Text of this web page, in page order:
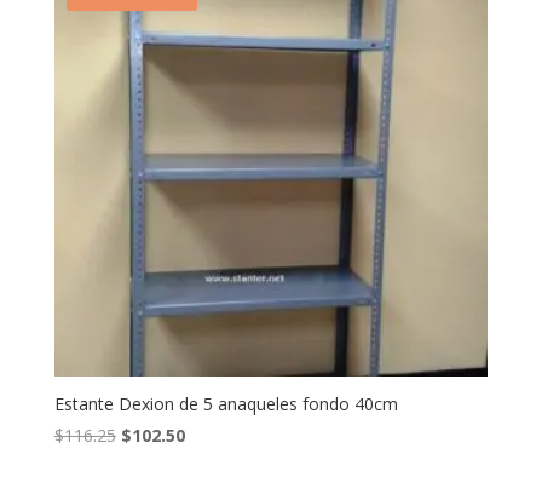
Estante Dexion de 5 anaqueles fondo 40cm
$116.25 El
$102.50El